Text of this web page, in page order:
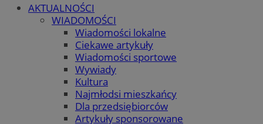
AKTUALNOŚCI
WIADOMOŚCI
Wiadomości lokalne
Ciekawe artykuły
Wiadomości sportowe
Wywiady
Kultura
Najmłodsi mieszkańcy
Dla przedsiębiorców
Artykuły sponsorowane